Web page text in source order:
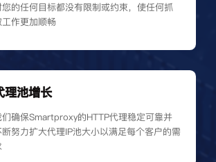
您的任何目标都没有限制或约束，使任何抓
作更加顺畅
理池增长
们确保Smartproxy的HTTP代理稳定可靠并
断努力扩大代理IP池大小以满足每个客户的需